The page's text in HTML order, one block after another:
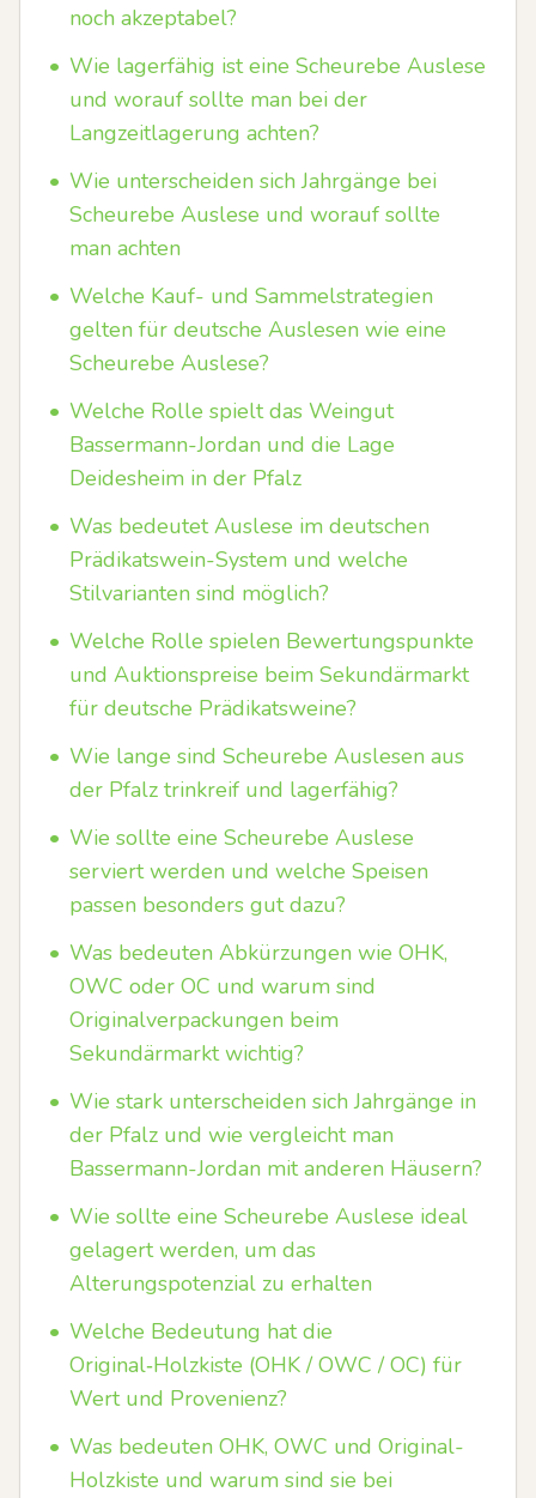
noch akzeptabel?
• Wie lagerfähig ist eine Scheurebe Auslese
und worauf sollte man bei der
Langzeitlagerung achten?
• Wie unterscheiden sich Jahrgänge bei
Scheurebe Auslese und worauf sollte
man achten
• Welche Kauf- und Sammelstrategien
gelten für deutsche Auslesen wie eine
Scheurebe Auslese?
• Welche Rolle spielt das Weingut
Bassermann-Jordan und die Lage
Deidesheim in der Pfalz
• Was bedeutet Auslese im deutschen
Prädikatswein-System und welche
Stilvarianten sind möglich?
• Welche Rolle spielen Bewertungspunkte
und Auktionspreise beim Sekundärmarkt
für deutsche Prädikatsweine?
• Wie lange sind Scheurebe Auslesen aus
der Pfalz trinkreif und lagerfähig?
• Wie sollte eine Scheurebe Auslese
serviert werden und welche Speisen
passen besonders gut dazu?
• Was bedeuten Abkürzungen wie OHK,
OWC oder OC und warum sind
Originalverpackungen beim
Sekundärmarkt wichtig?
• Wie stark unterscheiden sich Jahrgänge in
der Pfalz und wie vergleicht man
Bassermann-Jordan mit anderen Häusern?
• Wie sollte eine Scheurebe Auslese ideal
gelagert werden, um das
Alterungspotenzial zu erhalten
• Welche Bedeutung hat die
Original‑Holzkiste (OHK / OWC / OC) für
Wert und Provenienz?
• Was bedeuten OHK, OWC und Original-
Holzkiste und warum sind sie bei